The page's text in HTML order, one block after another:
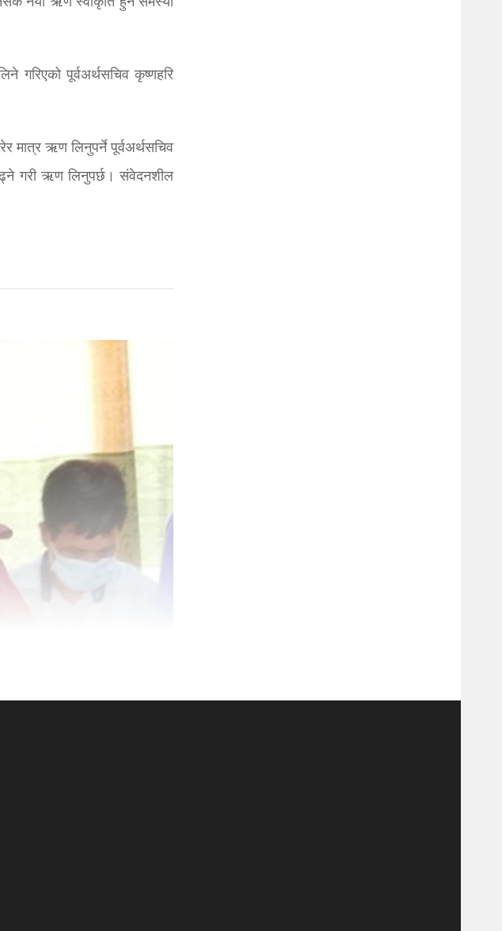
पूर्वअर्थसचिव कृष्णहरि
मात्र ऋण लिनुपर्ने पूर्वअर्थसचिव
गरी ऋण लिनुपर्छ। संवेदनशील